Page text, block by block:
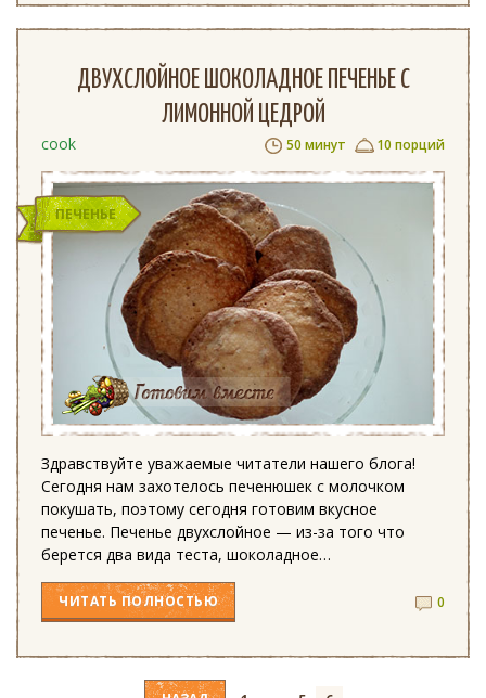
ДВУХСЛОЙНОЕ ШОКОЛАДНОЕ ПЕЧЕНЬЕ С
ЛИМОННОЙ ЦЕДРОЙ
cook 50 минут 10 порций
ПЕЧЕНЬЕ
Здравствуйте уважаемые читатели нашего блога!
Сегодня нам захотелось печенюшек с молочком
покушать, поэтому сегодня готовим вкусное
печенье. Печенье двухслойное — из-за того что
берется два вида теста, шоколадное…
ЧИТАТЬ ПОЛНОСТЬЮ 0